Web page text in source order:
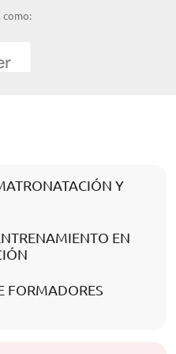
como:
Y
EN
FORMADORES